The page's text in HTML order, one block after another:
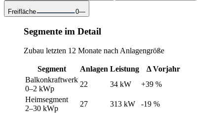
Freifläche 0—
Segmente im Detail
Zubau letzten 12 Monate nach Anlagengröße
Segment Anlagen Leistung
Δ Vorjahr
Balkonkraftwerk
0–2 kWp
22 34 kW
+39 %
Heimsegment
2–30 kWp
27 313 kW
-19 %